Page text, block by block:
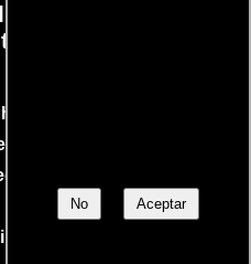
No Aceptar
al borde
increíble
el mundo, Tesis
ha convertido en uno
del cine
y dejando